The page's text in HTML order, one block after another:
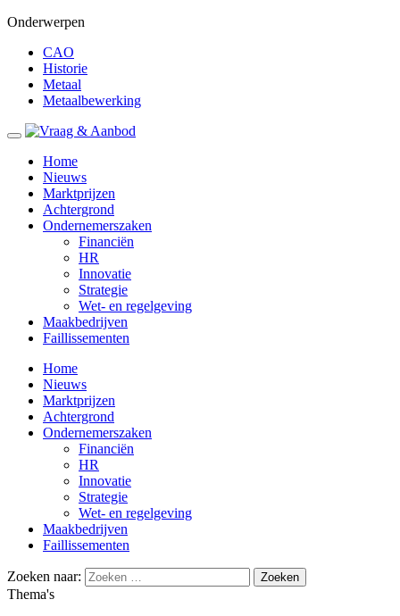
Onderwerpen
CAO
Historie
Metaal
Metaalbewerking
Home
Nieuws
Marktprijzen
Achtergrond
Ondernemerszaken
Financiën
HR
Innovatie
Strategie
Wet- en regelgeving
Maakbedrijven
Faillissementen
Home
Nieuws
Marktprijzen
Achtergrond
Ondernemerszaken
Financiën
HR
Innovatie
Strategie
Wet- en regelgeving
Maakbedrijven
Faillissementen
Zoeken naar:
Thema's